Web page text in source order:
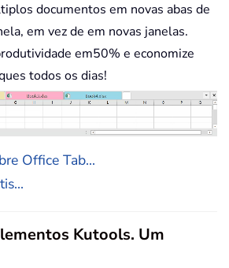
documentos em novas abas de
em vez de em novas janelas.
em50% e economize
todos os dias!
Office Tab...
Kutools. Um